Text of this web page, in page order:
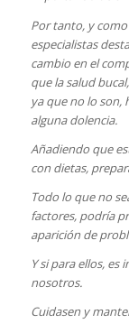
Por tanto, y
especialistas
cambio en el
que la salud
ya que no lo son,
alguna dolencia.
Añadiendo que
con dietas,
Todo lo que no
factores, podría
aparición de
Y si para ellos,
nosotros.
Cuidasen y